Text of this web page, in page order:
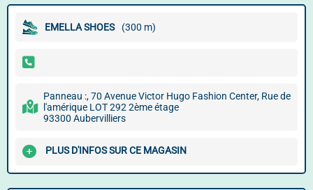
EMELLA SHOES (300 m)
Panneau :, 70 Avenue Victor Hugo Fashion Center, Rue de
l'amérique LOT 292 2ème étage
93300 Aubervilliers
PLUS D'INFOS SUR CE MAGASIN